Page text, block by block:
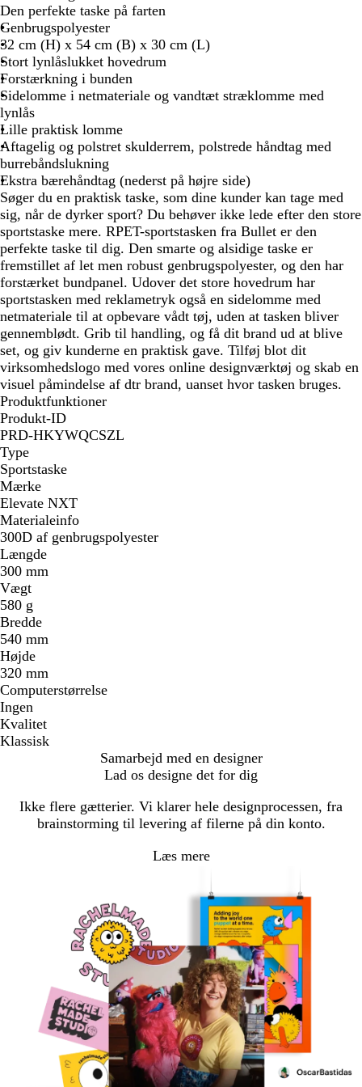
r
i
n
e
b
l
å
r
t
å
Den perfekte taske på farten
Genbrugspolyester
32 cm (H) x 54 cm (B) x 30 cm (L)
Stort lynlåslukket hovedrum
Forstærkning i bunden
Sidelomme i netmateriale og vandtæt stræklomme med
lynlås
Lille praktisk lomme
Aftagelig og polstret skulderrem, polstrede håndtag med
burrebåndslukning
Ekstra bærehåndtag (nederst på højre side)
Søger du en praktisk taske, som dine kunder kan tage med
sig, når de dyrker sport? Du behøver ikke lede efter den store
sportstaske mere. RPET-sportstasken fra Bullet er den
perfekte taske til dig. Den smarte og alsidige taske er
fremstillet af let men robust genbrugspolyester, og den har
forstærket bundpanel. Udover det store hovedrum har
sportstasken med reklametryk også en sidelomme med
netmateriale til at opbevare vådt tøj, uden at tasken bliver
gennemblødt. Grib til handling, og få dit brand ud at blive
set, og giv kunderne en praktisk gave. Tilføj blot dit
virksomhedslogo med vores online designværktøj og skab en
visuel påmindelse af dtr brand, uanset hvor tasken bruges.
Produktfunktioner
Produkt-ID
PRD-HKYWQCSZL
Type
Sportstaske
Mærke
Elevate NXT
Materialeinfo
300D af genbrugspolyester
Længde
300 mm
Vægt
580 g
Bredde
540 mm
Højde
320 mm
Computerstørrelse
Ingen
Kvalitet
Klassisk
Samarbejd med en designer
Lad os designe det for dig
Ikke flere gætterier. Vi klarer hele designprocessen, fra
brainstorming til levering af filerne på din konto.
Læs mere